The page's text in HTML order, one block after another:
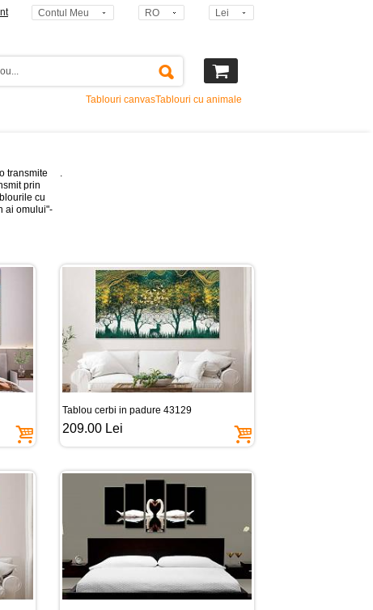
Contul Meu RO Lei
Tablouri canvasTablouri cu animale
.
transmite
prin
cu
ai omului"-
Tablou cerbi in padure 43129
209.00 Lei